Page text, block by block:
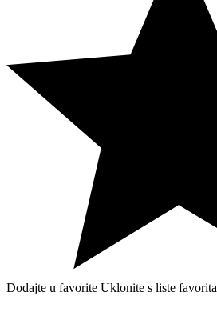
Dodajte u favorite Uklonite s liste favorita